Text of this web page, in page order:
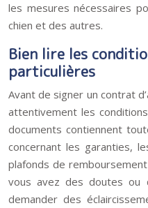
les mesures nécessaires
chien et des autres.
Bien lire les
particulières
Avant de signer un contrat
attentivement les
documents contiennent
concernant les garanties,
plafonds de
vous avez des doutes ou
demander des